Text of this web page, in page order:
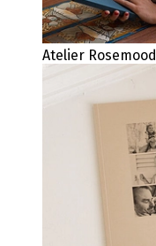
Atelier Rosemood